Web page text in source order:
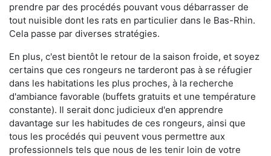
prendre par des procédés pouvant vous débarrasser de
tout nuisible dont les rats en particulier dans le Bas-Rhin.
Cela passe par diverses stratégies.
En plus, c'est bientôt le retour de la saison froide, et soyez
certains que ces rongeurs ne tarderont pas à se réfugier
dans les habitations les plus proches, à la recherche
d'ambiance favorable (buffets gratuits et une température
constante). Il serait donc judicieux d'en apprendre
davantage sur les habitudes de ces rongeurs, ainsi que
tous les procédés qui peuvent vous permettre aux
professionnels tels que nous de les tenir loin de votre